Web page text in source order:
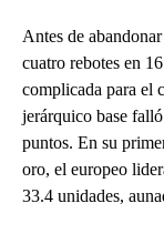
Antes de
cuatro rebotes en
complicada para el
jerárquico base
puntos. En su
oro, el europeo
33.4 unidades,